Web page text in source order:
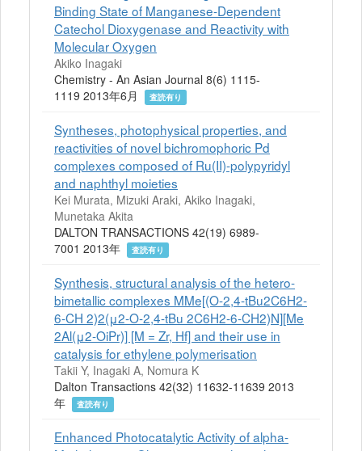
Binding State of Manganese-Dependent
Catechol Dioxygenase and Reactivity with
Molecular Oxygen
Akiko Inagaki
Chemistry - An Asian Journal 8(6) 1115-
1119 2013年6月
査読有り
Syntheses, photophysical properties, and
reactivities of novel bichromophoric Pd
complexes composed of Ru(II)-polypyridyl
and naphthyl moieties
Kei Murata, Mizuki Araki, Akiko Inagaki,
Munetaka Akita
DALTON TRANSACTIONS 42(19) 6989-
7001 2013年
査読有り
Synthesis, structural analysis of the hetero-
bimetallic complexes MMe[(O-2,4-tBu2C6H2-
6-CH 2)2(μ2-O-2,4-tBu 2C6H2-6-CH2)N][Me
2Al(μ2-OiPr)] [M = Zr, Hf] and their use in
catalysis for ethylene polymerisation
Takii Y, Inagaki A, Nomura K
Dalton Transactions 42(32) 11632-11639 2013
年
査読有り
Enhanced Photocatalytic Activity of alpha-